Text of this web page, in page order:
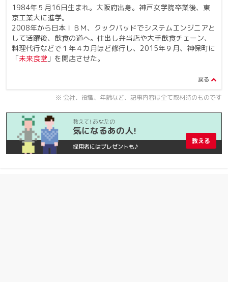
1984年５月16日生まれ。大阪府出身。神戸女学院卒業後、東
京工業大に進学。
2008年から日本ＩＢＭ、クックパッドでシステムエンジニアと
して活躍後、飲食の道へ。仕出し弁当店や大手飲食チェーン、
料理代行などで１年４カ月ほど修行し、2015年９月、神保町に
「未来食堂 」を開店させた。
※ 会社、役職、年齢など、記事内容は全て取材時のものです
教えて! あなたの
気になるあの人!
採用者にはプレゼントも♪
教える